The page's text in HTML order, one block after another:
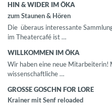
HIN & WIDER IM ÖKA
zum Staunen & Hören
Die überaus interessante
im Theatercafé ist …
WILLKOMMEN IM ÖKA
Wir haben eine neue Mitarbeiterin!
wissenschaftliche …
GROSSE GOSCHN FOR LORE
Krainer mit Senf reloaded